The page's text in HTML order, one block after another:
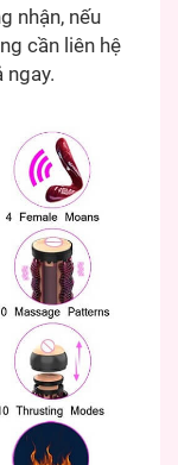
nhận, nếu
cần liên hệ
ngay.